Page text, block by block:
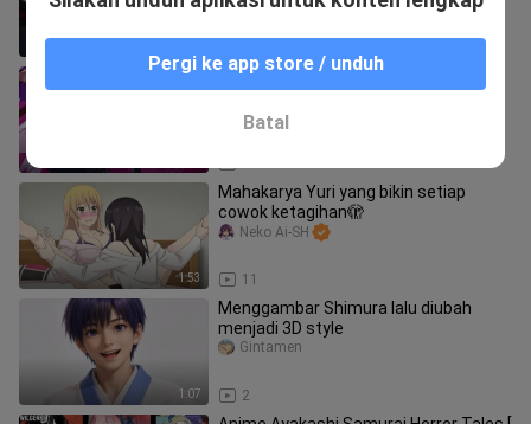
Kapten baru Bajak Laut Big Mom
ANIMETALITIA
1:53
Mahakarya Yuri yang bikin setiap
cowok ketagihan🫣
11
Neko Ai-SH
1:07
Menggambar Shimura lalu diubah
menjadi 3D style
2
Gintamen
Pergi ke app store / unduh
Batal